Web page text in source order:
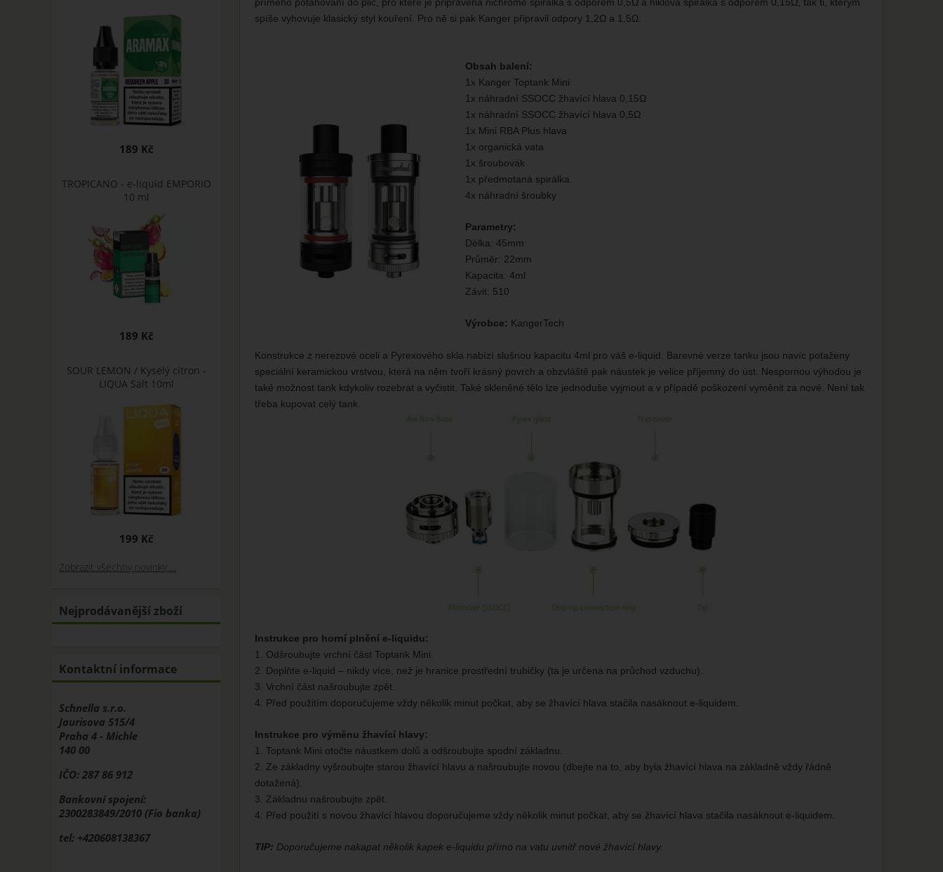
spíše vyhovuje klasický styl kouření. Pro ně si pak Kanger připravil odpory 1,2Ω a 1,5Ω.
Obsah balení:
1x Kanger Toptank Mini
1x náhradní SSOCC žhavící hlava 0,15Ω
1x náhradní SSOCC žhavící hlava 0,5Ω
1x Mini RBA Plus hlava
1x organická vata
1x šroubovák
1x předmotaná spirálka
4x náhradní šroubky
Parametry:
Délka: 45mm
Průměr: 22mm
Kapacita: 4ml
Závit: 510
Výrobce: KangerTech
Konstrukce z nerezové oceli a Pyrexového skla nabízí slušnou kapacitu 4ml pro váš e-liquid. Barevné verze tanku jsou navíc potaženy
speciální keramickou vrstvou, která na něm tvoří krásný povrch a obzvláště pak náustek je velice příjemný do úst. Nespornou výhodou je
také možnost tank kdykoliv rozebrat a vyčistit. Také skleněné tělo lze jednoduše vyjmout a v případě poškození vyměnit za nové. Není tak
třeba kupovat celý tank.
Instrukce pro horní plnění e-liquidu:
1. Odšroubujte vrchní část Toptank Mini.
2. Doplňte e-liquid – nikdy více, než je hranice prostřední trubičky (ta je určena na průchod vzduchu).
3. Vrchní část našroubujte zpět.
4. Před použitím doporučujeme vždy několik minut počkat, aby se žhavící hlava stačila nasáknout e-liquidem.
Instrukce pro výměnu žhavící hlavy:
1. Toptank Mini otočte náustkem dolů a odšroubujte spodní základnu.
2. Ze základny vyšroubujte starou žhavící hlavu a našroubujte novou (dbejte na to, aby byla žhavící hlava na základně vždy řádně
dotažená).
3. Základnu našroubujte zpět.
4. Před použití s novou žhavící hlavou doporučujeme vždy několik minut počkat, aby se žhavící hlava stačila nasáknout e-liquidem.
TIP: Doporučujeme nakapat několik kapek e-liquidu přímo na vatu uvnitř nové žhavící hlavy.
189 Kč
TROPICANO - e-liquid EMPORIO
10 ml
189 Kč
SOUR LEMON / Kyselý citron -
LIQUA Salt 10ml
199 Kč
Zobrazit všechny novinky ...
Nejprodávanější zboží
Kontaktní informace
Schnella s.r.o.
Jaurisova 515/4
Praha 4 - Michle
140 00
IČO: 287 86 912
Bankovní spojení:
2300283849/2010 (Fio banka)
tel: +420608138367